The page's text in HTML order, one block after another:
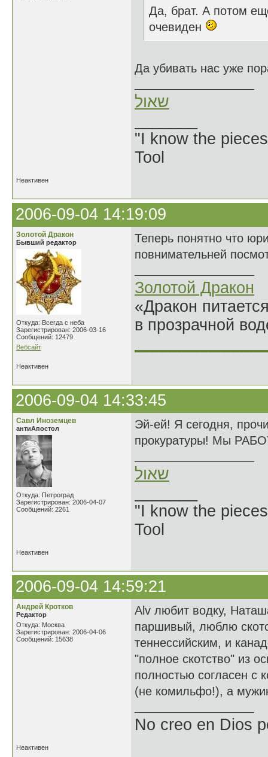
Да, брат. А потом
очевиден
Да убивать нас уже
שאול
"I know the
Tool
Неактивен
2006-09-04 14:19:09
Золотой Дракон
Бывший редактор
Откуда: Всегда с неба
Зарегистрирован: 2006-03-16
Сообщений: 12479
Вебсайт
Теперь понятно что
повнимательней
Золотой Дракон
«Дракон
в прозрачной
Неактивен
2006-09-04 14:33:45
Савл Иноземцев
антиАпостол
Откуда: Петроград
Зарегистрирован: 2006-04-07
Сообщений: 2261
Эй-ей! Я сегодня,
прокуратуры! Мы
שאול
"I know the
Tool
Неактивен
2006-09-04 14:59:21
Андрей Кротков
Редактор
Откуда: Москва
Зарегистрирован: 2006-04-06
Сообщений: 15638
Alv любит водку,
паршивый, люблю
теннессийским, и
"полное скотство" из
полностью согласен с
(не комильфо!), а
No creo en Dios
Неактивен